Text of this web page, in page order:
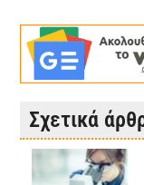
Σχετικά